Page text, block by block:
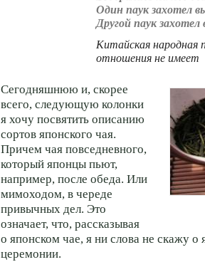
Один паук захотел
Другой паук
Китайская народная
отношения не имеет
Сегодняшнюю и, скорее
всего, следующую колонки
я хочу посвятить описанию
сортов японского чая.
Причем чая повседневного,
который японцы пьют,
например, после обеда. Или
мимоходом, в череде
привычных дел. Это
означает, что, рассказывая
о японском чае, я ни слова не скажу о
церемонии.